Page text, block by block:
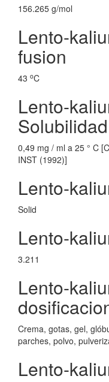
156.265 g/mol
Lento-
fusion
43 oC
Lento-
Solubilidad
0,49 mg / ml a 25 ° C
INST (1992)]
Lento-
Solid
Lento-
3.211
Lento-
Crema, gotas, gel,
parches, polvo,
Lento-